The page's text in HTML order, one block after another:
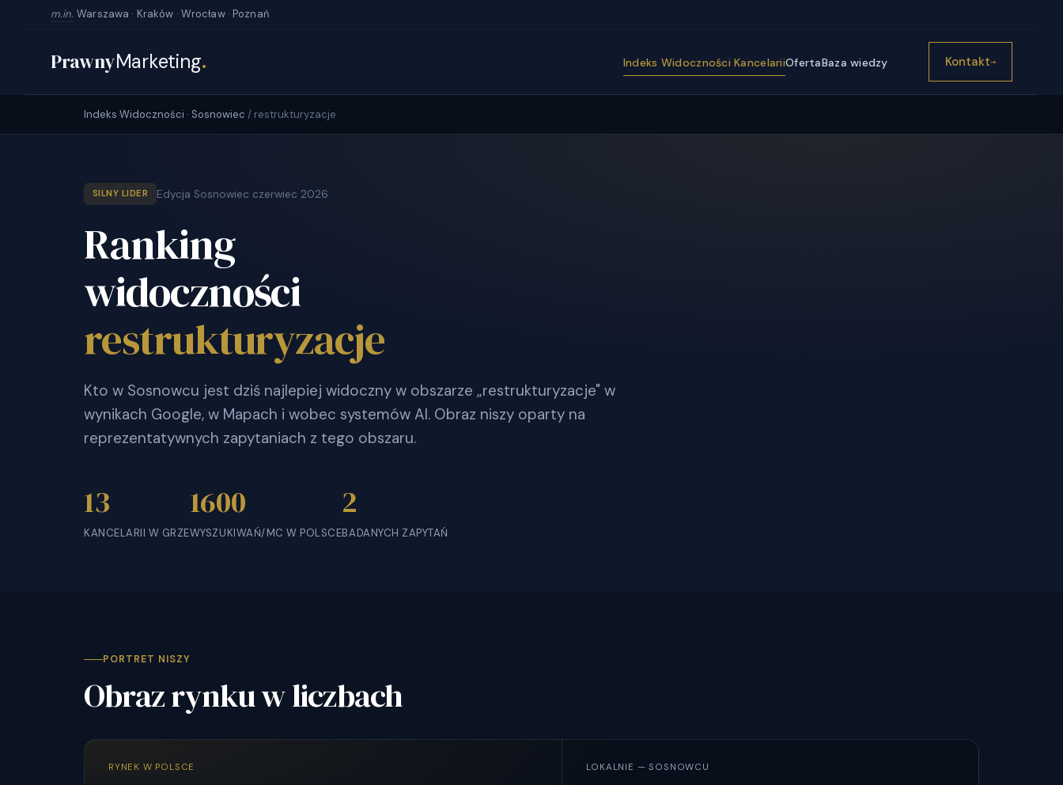
m.in. Warszawa · Kraków · Wrocław · Poznań
PrawnyMarketing. Indeks Widoczności KancelariiOfertaBaza wiedzy Kontakt→
Indeks Widoczności · Sosnowiec / restrukturyzacje
SILNY LIDER Edycja Sosnowiec czerwiec 2026
Ranking
widoczności
restrukturyzacje
Kto w Sosnowcu jest dziś najlepiej widoczny w obszarze „restrukturyzacje" w
wynikach Google, w Mapach i wobec systemów AI. Obraz niszy oparty na
reprezentatywnych zapytaniach z tego obszaru.
13
KANCELARII W GRZE
1600
WYSZUKIWAŃ/MC W POLSCE
2
BADANYCH ZAPYTAŃ
PORTRET NISZY
Obraz rynku w liczbach
RYNEK W POLSCE LOKALNIE — SOSNOWCU